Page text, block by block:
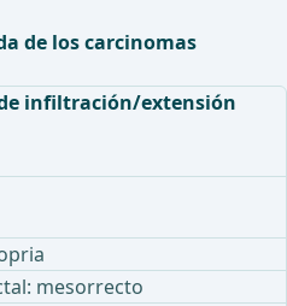
de los carcinomas
infiltración/extensión
mesorrecto